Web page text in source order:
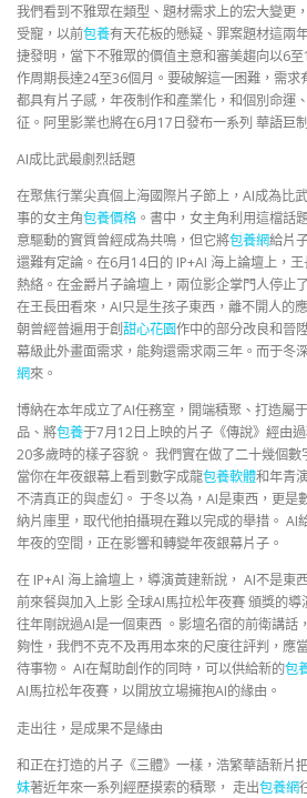
我們看到不雅眾在類型、題材需求上的宏大變更
受寵，以前包養有天花板的懸疑、罪案題材這兩
捷發明，當下不雅眾的價值主意和審美趨向以6
作周期長達24至36個月。要破解這一困難，需求
都具有片子感，年夜制作和產業化，和個別命運
征。阿里影業也將在6月17日發布一系列 華語巨
AI成比武最劇烈話題
在聚焦行業尖真個上海國際片子節上，AI成為比
事的女主角包養價格 。書中，女主角利用這檔話
意驅動的實質曾經成為共鳴，但它將包養網給片
還難有定論。在6月14日的 IP+AI 海上論壇上，
熱絡。在金爵片子論壇上，兩位影企掌門人停止
在王長田看來，AI只是生孩子東西，離不開人的
朝曾經普遍用于創甜心花園作中的部分改良和晉
幕級此外畫面需求，能夠還需求兩三年。而于冬
網來。
博納在本年成立了AI任務室，開端積聚、打造屬
品、將包養于7月12日上映的片子《傳說》經由
20多歲時的樣子容貌。 我們實在做了二十幾個數
當你在年夜銀幕上看到數字成龍包養軟體和年青
不清真正的與虛幻。 于冬以為，AI是東西，更是
納片庫里，取代他拍攝現在難以完成的舉措。 AI
年夜的空間，正在影響和轉變年夜銀幕片子。
在 IP+AI 海上論壇上，導演黃建新說， AI不是東
前來餐與加入上影 全球AI馬拉松年夜賽 頒獎的
往年剛說過AI是一個東西 。影壇名宿的前衛講話
夠性，我們不克不及再用本來的尺度往評判，應
待事物。 AI在幫助創作的同時，可以供給新的包
AI馬拉松年夜賽，以開放立場擁抱AI的緣由。
走出往，是成果不是緣由
和正在打造的片子《三體》一樣，浩繁華語新片
妹著近年來一系列經歷摸索的積聚， 走出包養網